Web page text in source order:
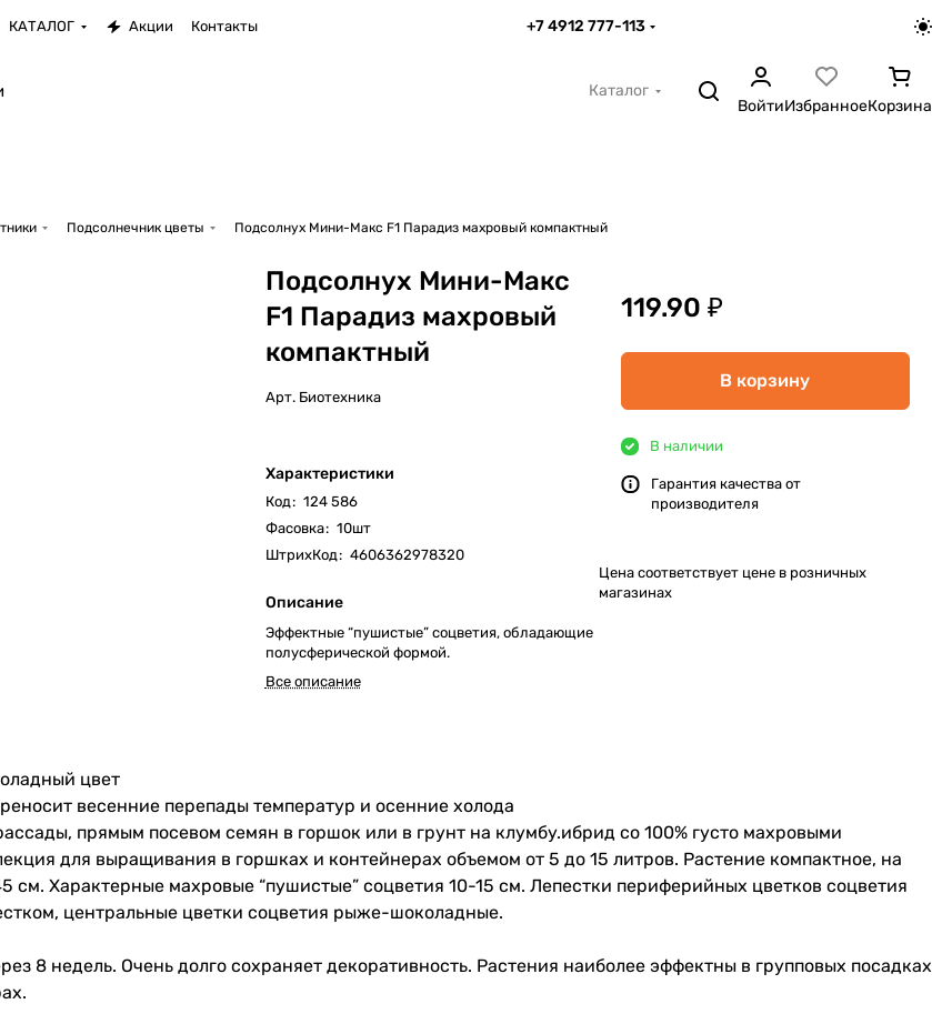
КАТАЛОГ Акции Контакты +7 4912 777-113
Каталог
ВойтиИзбранноеКорзина
Подсолнечник цветы Подсолнух Мини-Макс F1 Парадиз махровый компактный
Подсолнух Мини-Макс
F1 Парадиз махровый
компактный
Арт. Биотехника
Характеристики
Код: 124 586
Фасовка: 10шт
ШтрихКод: 4606362978320
Описание
Эффектные “пушистые” соцветия, обладающие
полусферической формой.
Все описание
119.90 ₽
В корзину
В наличии
Гарантия качества от
производителя
Цена соответствует цене в розничных
магазинах
цвет
весенние перепады температур и осенние холода
прямым посевом семян в горшок или в грунт на клумбу.ибрид со 100% густо махровыми
для выращивания в горшках и контейнерах объемом от 5 до 15 литров. Растение компактное, на
см. Характерные махровые “пушистые” соцветия 10-15 см. Лепестки периферийных цветков соцветия
центральные цветки соцветия рыже-шоколадные.
8 недель. Очень долго сохраняет декоративность. Растения наиболее эффектны в групповых посадках